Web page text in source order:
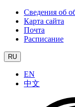
Сведения об
Карта сайта
Почта
Расписание
RU
EN
中文